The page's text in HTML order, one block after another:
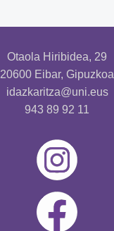
Otaola Hiribidea, 29
20600 Eibar, Gipuzkoa
idazkaritza@uni.eus
943 89 92 11